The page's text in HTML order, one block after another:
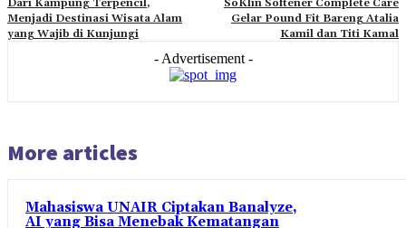
Dari Kampung Terpencil,
Menjadi Destinasi Wisata Alam
yang Wajib di Kunjungi
SoKlin Softener Complete Care
Gelar Pound Fit Bareng Atalia
Kamil dan Titi Kamal
- Advertisement -
More articles
Mahasiswa UNAIR Ciptakan Banalyze,
AI yang Bisa Menebak Kematangan